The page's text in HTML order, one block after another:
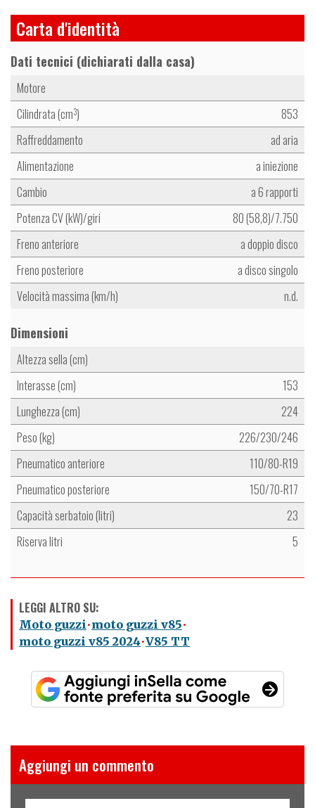
Carta d'identità
Dati tecnici (dichiarati dalla casa)
Motore
Cilindrata (cm3)
853
Raffreddamento
ad aria
Alimentazione
a iniezione
Cambio
a 6 rapporti
Potenza CV (kW)/giri
80 (58,8)/7.750
Freno anteriore
a doppio disco
Freno posteriore
a disco singolo
Velocità massima (km/h)
n.d.
Dimensioni
Altezza sella (cm)
Interasse (cm)
153
Lunghezza (cm)
224
Peso (kg)
226/230/246
Pneumatico anteriore
110/80-R19
Pneumatico posteriore
150/70-R17
Capacità serbatoio (litri)
23
Riserva litri
5
LEGGI ALTRO SU:
Moto guzzi moto guzzi v85
moto guzzi v85 2024 V85 TT
Aggiungi un commento